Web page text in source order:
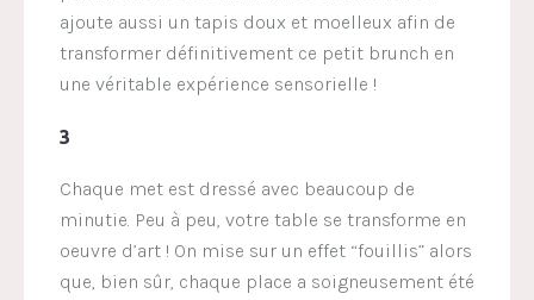
ajoute aussi un tapis doux et moelleux afin de
transformer définitivement ce petit brunch en
une véritable expérience sensorielle !
3
Chaque met est dressé avec beaucoup de
minutie. Peu à peu, votre table se transforme en
oeuvre d’art ! On mise sur un effet “fouillis” alors
que, bien sûr, chaque place a soigneusement été